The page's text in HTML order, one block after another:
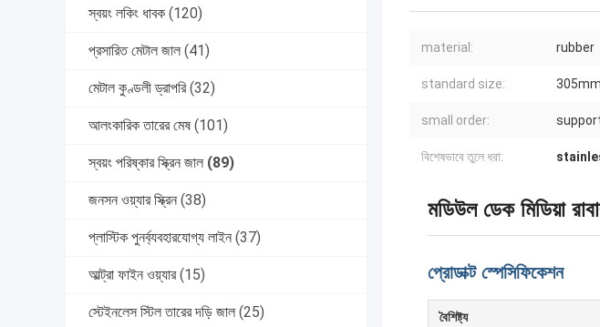
স্বয়ং লকিং ধাবক (120)
প্রসারিত মেটাল জাল (41)
মেটাল কুণ্ডলী ড্রাপরি (32)
আলংকারিক তারের মেষ (101)
স্বয়ং পরিষ্কার স্ক্রিন জাল (89)
জনসন ওয়্যার স্ক্রিন (38)
প্লাস্টিক পুনর্ব্যবহারযোগ্য লাইন (37)
আল্ট্রা ফাইন ওয়্যার (15)
স্টেইনলেস স্টিল তারের দড়ি জাল (25)
material: rubber
standard size:
small order:
বিশেষভাবে তুলে ধরা:
মডিউল ডেক মিডিয়া
প্রোডাক্ট স্পেসিফিকেশন
বৈশিষ্ট্য